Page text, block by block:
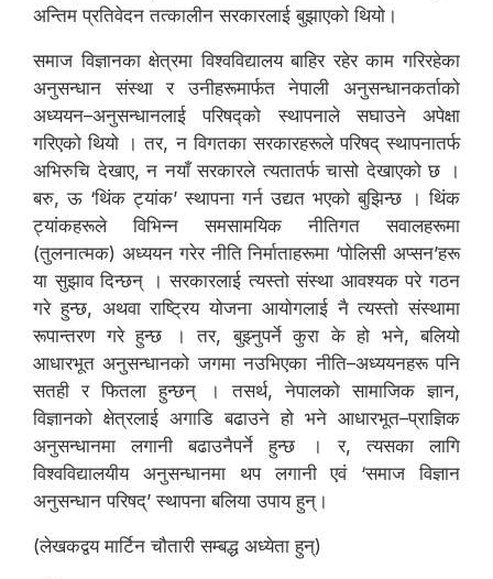
अन्तिम प्रतिवेदन तत्कालीन सरकारलाई बुझाएको थियो।
समाज विज्ञानका क्षेत्रमा विश्वविद्यालय बाहिर रहेर काम गरिरहेका
अनुसन्धान संस्था र उनीहरूमार्फत नेपाली अनुसन्धानकर्ताको
अध्ययन–अनुसन्धानलाई परिषद्को स्थापनाले सघाउने अपेक्षा
गरिएको थियो । तर, न विगतका सरकारहरूले परिषद् स्थापनातर्फ
अभिरुचि देखाए, न नयाँ सरकारले त्यतातर्फ चासो देखाएको छ ।
बरु, ऊ ‘थिंक ट्यांक’ स्थापना गर्न उद्यत भएको बुझिन्छ । थिंक
ट्यांकहरूले विभिन्न समसामयिक नीतिगत सवालहरूमा
(तुलनात्मक) अध्ययन गरेर नीति निर्माताहरूमा ‘पोलिसी अप्सन’हरू
या सुझाव दिन्छन् । सरकारलाई त्यस्तो संस्था आवश्यक परे गठन
गरे हुन्छ, अथवा राष्ट्रिय योजना आयोगलाई नै त्यस्तो संस्थामा
रूपान्तरण गरे हुन्छ । तर, बुझ्नुपर्ने कुरा के हो भने, बलियो
आधारभूत अनुसन्धानको जगमा नउभिएका नीति–अध्ययनहरू पनि
सतही र फितला हुन्छन् । तसर्थ, नेपालको सामाजिक ज्ञान,
विज्ञानको क्षेत्रलाई अगाडि बढाउने हो भने आधारभूत–प्राज्ञिक
अनुसन्धानमा लगानी बढाउनैपर्ने हुन्छ । र, त्यसका लागि
विश्वविद्यालयीय अनुसन्धानमा थप लगानी एवं ‘समाज विज्ञान
अनुसन्धान परिषद्’ स्थापना बलिया उपाय हुन्।
(लेखकद्वय मार्टिन चौतारी सम्बद्ध अध्येता हुन्)